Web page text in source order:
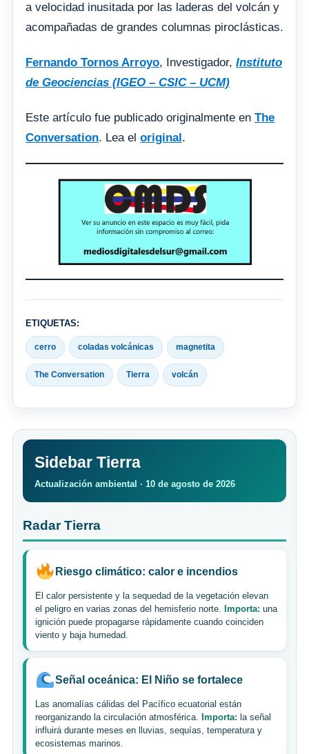
a velocidad inusitada por las laderas del volcán y
acompañadas de grandes columnas piroclásticas.
Fernando Tornos Arroyo, Investigador, Instituto
de Geociencias (IGEO – CSIC – UCM)
Este artículo fue publicado originalmente en The
Conversation. Lea el original .
ETIQUETAS:
cerro coladas volcánicas magnetita
The Conversation Tierra volcán
Sidebar Tierra
Actualización ambiental · 10 de agosto de 2026
Radar Tierra
Riesgo climático: calor e incendios
El calor persistente y la sequedad de la vegetación elevan
el peligro en varias zonas del hemisferio norte. Importa: una
ignición puede propagarse rápidamente cuando coinciden
viento y baja humedad.
Señal oceánica: El Niño se fortalece
Las anomalías cálidas del Pacífico ecuatorial están
reorganizando la circulación atmosférica. Importa: la señal
influirá durante meses en lluvias, sequías, temperatura y
ecosistemas marinos.